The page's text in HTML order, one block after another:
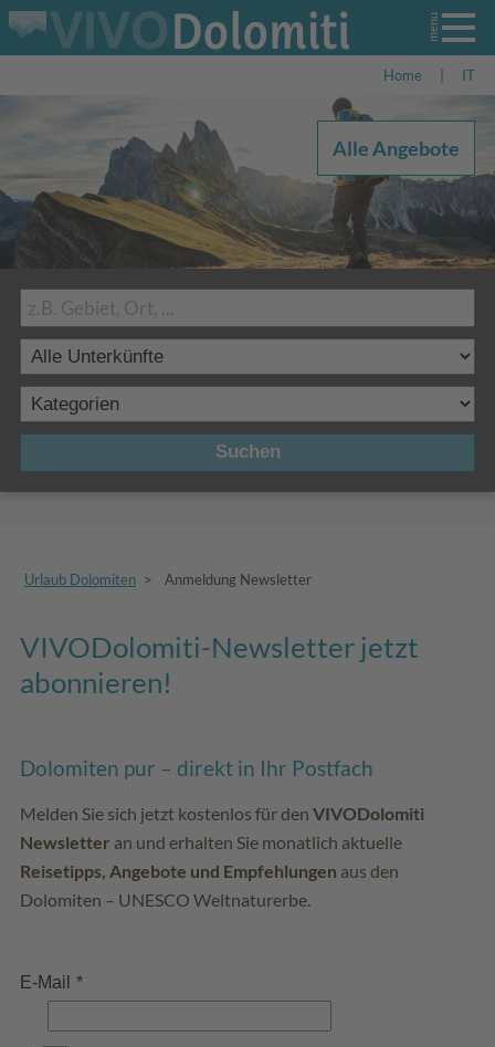
Home IT
Suchen
Alle Angebote
Urlaub Dolomiten > Anmeldung Newsletter
VIVODolomiti-Newsletter jetzt
abonnieren!
Dolomiten pur – direkt in Ihr Postfach
Melden Sie sich jetzt kostenlos für den VIVODolomiti
Newsletter an und erhalten Sie monatlich aktuelle
Reisetipps, Angebote und Empfehlungen aus den
Dolomiten – UNESCO Weltnaturerbe.
E-Mail *